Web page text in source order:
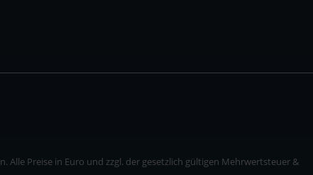
Preise in Euro und zzgl. der gesetzlich gültigen Mehrwertsteuer &